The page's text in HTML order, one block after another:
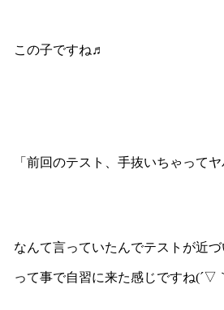
この子ですね♬
「前回のテスト、手抜いちゃってヤ
なんて言っていたんでテストが近づ
って事で自習に来た感じですね(´▽